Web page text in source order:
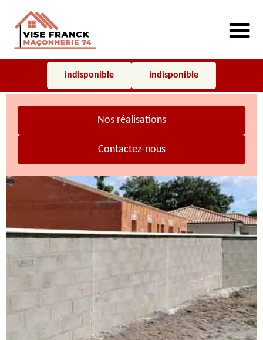
indisponible indisponible
Nos réalisations
Contactez-nous